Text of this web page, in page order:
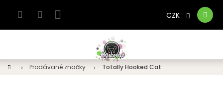
Nákupní
košík
CZK
DomůProdávané značky Totally Hooked Cat